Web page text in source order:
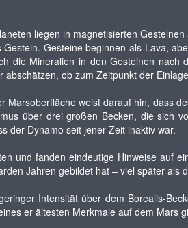
liegen in magnetisierten
Gesteine beginnen als Lava,
die Mineralien in den Gesteinen nach
ob zum Zeitpunkt der
Marsoberfläche weist darauf hin, dass
über drei großen Becken, die sich
der Dynamo seit jener Zeit inaktiv war.
und fanden eindeutige Hinweise auf
Jahren gebildet hat – viel später als
Intensität über dem Borealis-
er ältesten Merkmale auf dem Mars